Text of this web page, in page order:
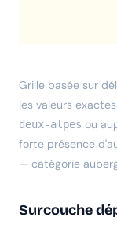
Grille basée sur
les valeurs
deux-alpes ou
forte présence
— catégorie
Surcouche